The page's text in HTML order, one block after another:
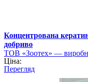
Концентрована
добриво
ТОВ «Зоотех» —
тварин
Ціна:
Перегляд